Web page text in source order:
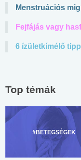
Menstruációs
Fejfájás vagy
6 ízületkímélő tipp
Top témák
#BETEGSÉGEK